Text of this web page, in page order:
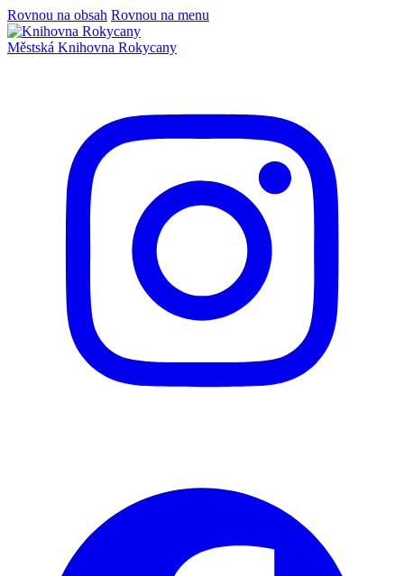
Rovnou na obsah Rovnou na menu
Městská Knihovna Rokycany